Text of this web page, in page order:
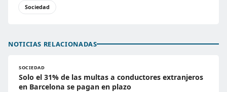
Sociedad
NOTICIAS RELACIONADAS
SOCIEDAD
Solo el 31% de las multas a conductores extranjeros
en Barcelona se pagan en plazo